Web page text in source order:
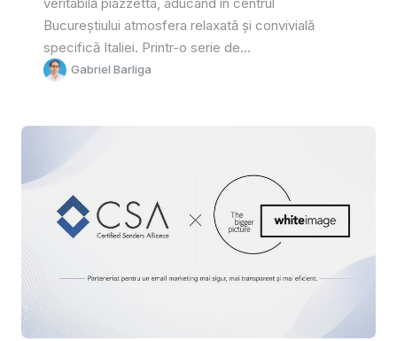
Bucureștiului atmosfera relaxată și convivială
specifică Italiei. Printr-o serie de...
Gabriel Barliga